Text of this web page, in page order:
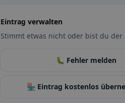
Eintrag verwalten
Stimmt etwas nicht oder bist du der
🐛 Fehler melden
🏪 Eintrag kostenlos